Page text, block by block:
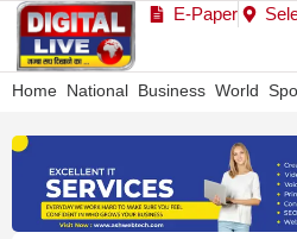
E-Paper
Home National Business World